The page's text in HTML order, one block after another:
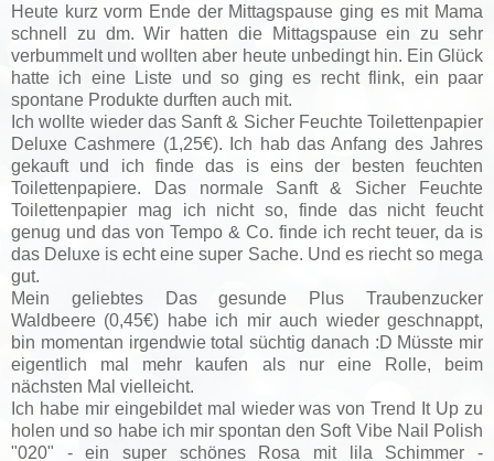
Heute kurz vorm Ende der Mittagspause ging es mit Mama
schnell zu dm. Wir hatten die Mittagspause ein zu sehr
verbummelt und wollten aber heute unbedingt hin. Ein Glück
hatte ich eine Liste und so ging es recht flink, ein paar
spontane Produkte durften auch mit.
Ich wollte wieder das Sanft & Sicher Feuchte Toilettenpapier
Deluxe Cashmere (1,25€). Ich hab das Anfang des Jahres
gekauft und ich finde das is eins der besten feuchten
Toilettenpapiere. Das normale Sanft & Sicher Feuchte
Toilettenpapier mag ich nicht so, finde das nicht feucht
genug und das von Tempo & Co. finde ich recht teuer, da is
das Deluxe is echt eine super Sache. Und es riecht so mega
gut.
Mein geliebtes Das gesunde Plus Traubenzucker
Waldbeere (0,45€) habe ich mir auch wieder geschnappt,
bin momentan irgendwie total süchtig danach :D Müsste mir
eigentlich mal mehr kaufen als nur eine Rolle, beim
nächsten Mal vielleicht.
Ich habe mir eingebildet mal wieder was von Trend It Up zu
holen und so habe ich mir spontan den Soft Vibe Nail Polish
"020" - ein super schönes Rosa mit lila Schimmer -